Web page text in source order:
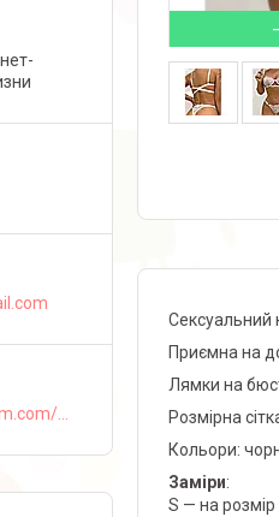
Сексуальний
Приємна на
Лямки на
Розмірна
Кольори:
Заміри:
S — на